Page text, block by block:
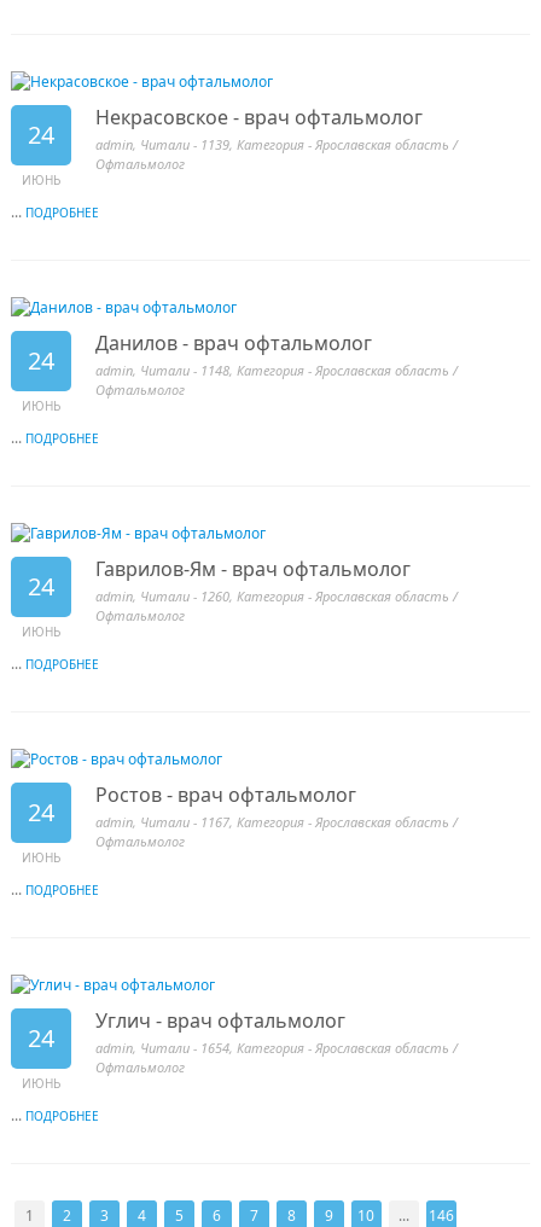
24
ИЮНЬ
Некрасовское - врач офтальмолог
admin, Читали - 1139, Категория - Ярославская область /
Офтальмолог
... ПОДРОБНЕЕ
24
ИЮНЬ
Данилов - врач офтальмолог
admin, Читали - 1148, Категория - Ярославская область /
Офтальмолог
... ПОДРОБНЕЕ
24
ИЮНЬ
Гаврилов-Ям - врач офтальмолог
admin, Читали - 1260, Категория - Ярославская область /
Офтальмолог
... ПОДРОБНЕЕ
24
ИЮНЬ
Ростов - врач офтальмолог
admin, Читали - 1167, Категория - Ярославская область /
Офтальмолог
... ПОДРОБНЕЕ
24
ИЮНЬ
Углич - врач офтальмолог
admin, Читали - 1654, Категория - Ярославская область /
Офтальмолог
... ПОДРОБНЕЕ
1 2 3 4 5 6 7 8 9 10 ... 146